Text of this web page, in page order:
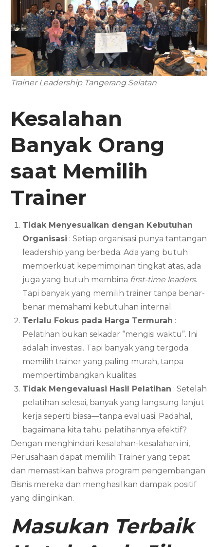
Trainer Leadership Tangerang Selatan
Kesalahan
Banyak Orang
saat Memilih
Trainer
Tidak Menyesuaikan dengan Kebutuhan
Organisasi : Setiap organisasi punya tantangan
leadership yang berbeda. Ada yang butuh
memperkuat kepemimpinan tingkat atas, ada
juga yang butuh membina first-time leaders.
Tapi banyak yang memilih trainer tanpa benar-
benar memahami kebutuhan internal.
Terlalu Fokus pada Harga Termurah :
Pelatihan bukan sekadar “mengisi waktu”. Ini
adalah investasi. Tapi banyak yang tergoda
memilih trainer yang paling murah, tanpa
mempertimbangkan kualitas.
Tidak Mengevaluasi Hasil Pelatihan : Setelah
pelatihan selesai, banyak yang langsung lanjut
kerja seperti biasa—tanpa evaluasi. Padahal,
bagaimana kita tahu pelatihannya efektif?
Dengan menghindari kesalahan-kesalahan ini,
Perusahaan dapat memilih Trainer yang tepat
dan memastikan bahwa program pengembangan
Bisnis mereka dan menghasilkan dampak positif
yang diinginkan.
Masukan Terbaik